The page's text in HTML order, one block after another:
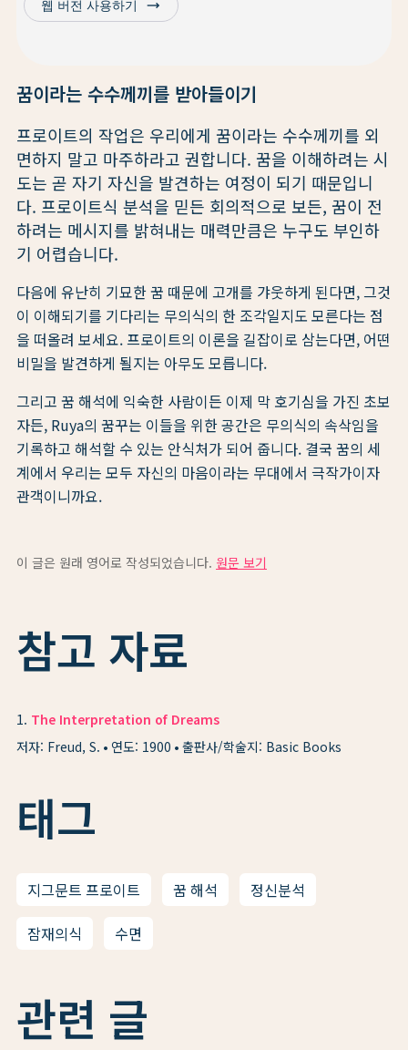
웹 버전 사용하기 trending_flat
꿈이라는 수수께끼를 받아들이기
프로이트의 작업은 우리에게 꿈이라는 수수께끼를 외
면하지 말고 마주하라고 권합니다. 꿈을 이해하려는 시
도는 곧 자기 자신을 발견하는 여정이 되기 때문입니
다. 프로이트식 분석을 믿든 회의적으로 보든, 꿈이 전
하려는 메시지를 밝혀내는 매력만큼은 누구도 부인하
기 어렵습니다.
다음에 유난히 기묘한 꿈 때문에 고개를 갸웃하게 된다면, 그것
이 이해되기를 기다리는 무의식의 한 조각일지도 모른다는 점
을 떠올려 보세요. 프로이트의 이론을 길잡이로 삼는다면, 어떤
비밀을 발견하게 될지는 아무도 모릅니다.
그리고 꿈 해석에 익숙한 사람이든 이제 막 호기심을 가진 초보
자든, Ruya의 꿈꾸는 이들을 위한 공간은 무의식의 속삭임을
기록하고 해석할 수 있는 안식처가 되어 줍니다. 결국 꿈의 세
계에서 우리는 모두 자신의 마음이라는 무대에서 극작가이자
관객이니까요.
이 글은 원래 영어로 작성되었습니다. 원문 보기
참고 자료
1. The Interpretation of Dreams
저자: Freud, S.
연도: 1900 출판사/학술지: Basic Books
태그
지그문트 프로이트 꿈 해석
정신분석
잠재의식
수면
관련 글